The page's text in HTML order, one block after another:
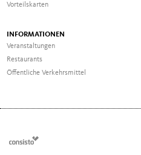
Vorteilskarten
INFORMATIONEN
Veranstaltungen
Restaurants
Öffentliche Verkehrsmittel